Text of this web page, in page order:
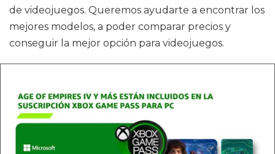
de videojuegos. Queremos ayudarte a encontrar los
mejores modelos, a poder comparar precios y
conseguir la mejor opción para videojuegos.